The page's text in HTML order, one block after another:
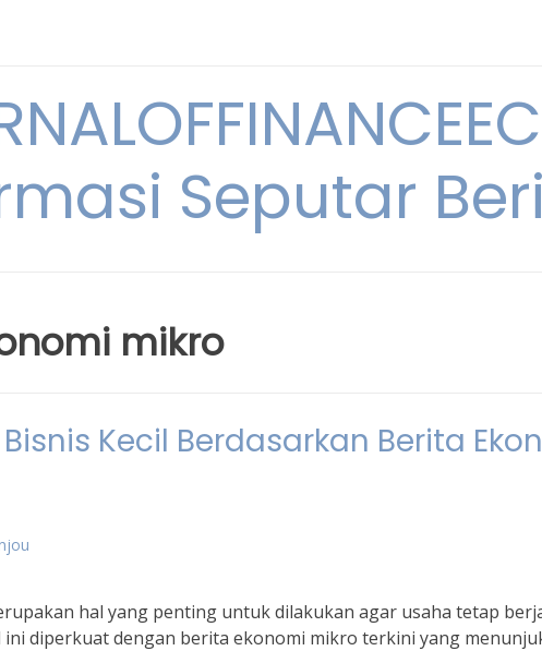
Seputar
mikro
Kecil Berdasarkan Berita
hal yang penting untuk dilakukan agar usaha tetap
diperkuat dengan berita ekonomi mikro terkini yang